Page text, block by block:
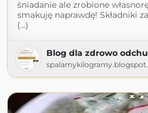
śniadanie ale zrobione
smakuję naprawdę! Składniki
(...)
Blog dla zdrowo